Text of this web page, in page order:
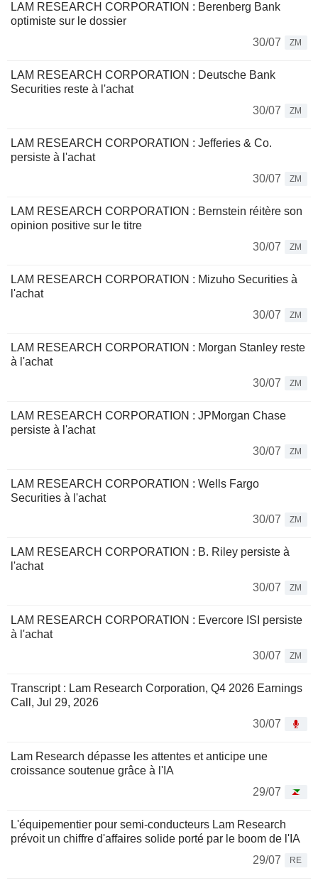
LAM RESEARCH CORPORATION : Berenberg Bank
optimiste sur le dossier
30/07
ZM
LAM RESEARCH CORPORATION : Deutsche Bank
Securities reste à l'achat
30/07
ZM
LAM RESEARCH CORPORATION : Jefferies & Co.
persiste à l'achat
30/07
ZM
LAM RESEARCH CORPORATION : Bernstein réitère son
opinion positive sur le titre
30/07
ZM
LAM RESEARCH CORPORATION : Mizuho Securities à
l'achat
30/07
ZM
LAM RESEARCH CORPORATION : Morgan Stanley reste
à l'achat
30/07
ZM
LAM RESEARCH CORPORATION : JPMorgan Chase
persiste à l'achat
30/07
ZM
LAM RESEARCH CORPORATION : Wells Fargo
Securities à l'achat
30/07
ZM
LAM RESEARCH CORPORATION : B. Riley persiste à
l'achat
30/07
ZM
LAM RESEARCH CORPORATION : Evercore ISI persiste
à l'achat
30/07
ZM
Transcript : Lam Research Corporation, Q4 2026 Earnings
Call, Jul 29, 2026
30/07
Lam Research dépasse les attentes et anticipe une
croissance soutenue grâce à l'IA
29/07
L'équipementier pour semi-conducteurs Lam Research
prévoit un chiffre d'affaires solide porté par le boom de l'IA
29/07
RE